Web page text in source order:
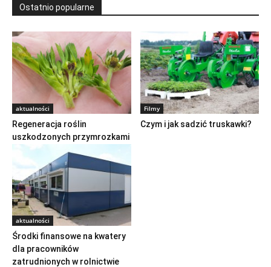
Ostatnio popularne
aktualności
Regeneracja roślin
uszkodzonych przymrozkami
Filmy
Czym i jak sadzić truskawki?
aktualności
Środki finansowe na kwatery
dla pracowników
zatrudnionych w rolnictwie